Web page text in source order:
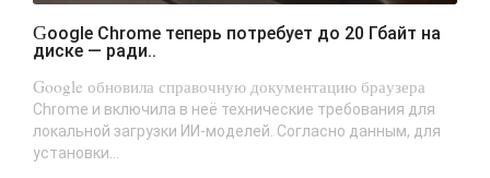
Google Chrome теперь потребует до 20 Гбайт на
диске — ради..
Google обновила справочную документацию браузера
Chrome и включила в неё технические требования для
локальной загрузки ИИ-моделей. Согласно данным, для
установки...